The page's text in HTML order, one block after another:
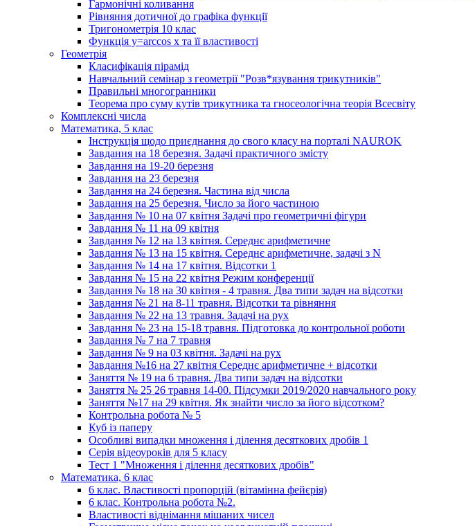
Гармонічні коливання
Рівняння дотичної до графіка функції
Тригонометрія 10 клас
Функція y=arccos x та її властивості
Геометрія
Класифікація пірамід
Навчальний семінар з геометрії "Розв*язування трикутників"
Правильні многогранники
Теорема про суму кутів трикутника та гносеологічна теорія Всесвіту
Комплексні числа
Математика, 5 клас
Інструкція щодо приєднання до свого класу на порталі NAUROK
Завдання на 18 березня. Задачі практичного змісту
Завдання на 19-20 березня
Завдання на 23 березня
Завдання на 24 березня. Частина від числа
Завдання на 25 березня. Число за його частиною
Завдання № 10 на 07 квітня Задачі про геометричні фігури
Завдання № 11 на 09 квітня
Завдання № 12 на 13 квітня. Середнє арифметичне
Завдання № 13 на 15 квітня. Середнє арифметичне, задачі з N
Завдання № 14 на 17 квітня. Відсотки 1
Завдання № 15 на 22 квітня Режим конференції
Завдання № 18 на 30 квітня - 4 травня. Два типи задач на відсотки
Завдання № 21 на 8-11 травня. Відсотки та рівняння
Завдання № 22 на 13 травня. Задачі на рух
Завдання № 23 на 15-18 травня. Підготовка до контрольної роботи
Завдання № 7 на 7 травня
Завдання № 9 на 03 квітня. Задачі на рух
Завдання №16 на 27 квітня Середнє арифметичне + відсотки
Заняття № 19 на 6 травня. Два типи задач на відсотки
Заняття № 25 26 травня 14-00. Підсумки 2019/2020 навчального року
Заняття №17 на 29 квітня. Як знайти число за його відсотком?
Контрольна робота № 5
Куб із паперу
Особливі випадки множення і ділення десяткових дробів 1
Серія відеоуроків для 5 класу
Тест 1 "Множення і ділення десяткових дробів"
Математика, 6 клас
6 клас. Властивості пропорцій (вітамінна фейєрія)
6 клас. Контрольна робота №2.
Властивості віднімання мішаних чисел